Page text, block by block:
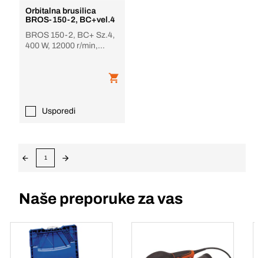
Orbitalna brusilica
BROS-150-2, BC+vel.4
BROS 150-2, BC+ Sz.4,
400 W, 12000 r/min,
Usporedi
1
Naše preporuke za vas